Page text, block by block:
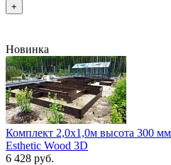
+
Новинка
Комплект 2,0х1,0м высота 300
Esthetic Wood 3D
6 428 руб.